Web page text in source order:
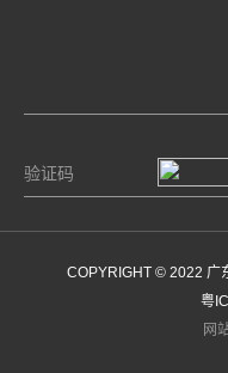
COPYRIGHT © 2022 广
粤
网